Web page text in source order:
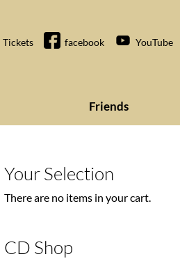
Tickets facebook YouTube
Friends
Your Selection
There are no items in your cart.
CD Shop